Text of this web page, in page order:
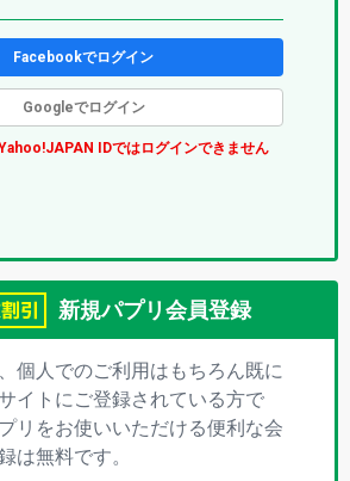
ボ
ク
ス
Facebookでログイン
Googleでログイン
IDではログインできません
新規パプリ会員登録
個人でのご利用はもちろん既に
イトにご登録されている方で
リをお使いいただける便利な会
は無料です。